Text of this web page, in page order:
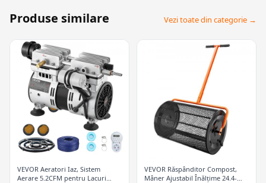
Produse similare Vezi toate din categorie →
VEVOR Aeratori Iaz, Sistem
Aerare 5.2CFM pentru Lacuri
VEVOR Răspânditor Compost,
Mâner Ajustabil Înălțime 24.4-